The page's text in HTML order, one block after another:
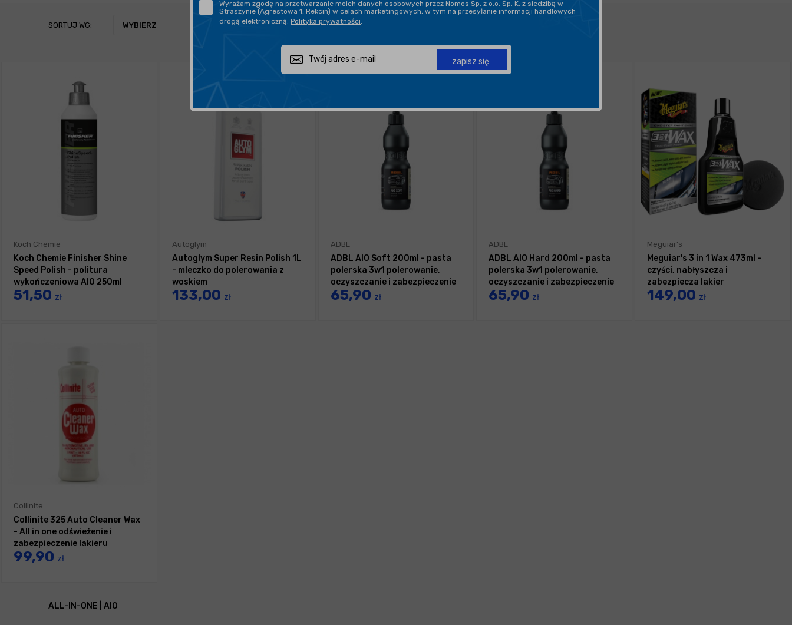
SORTUJ WG: WYBIERZ POKAŻ PO: 21
Koch Chemie
Koch Chemie Finisher Shine
Speed Polish - politura
wykończeniowa AIO 250ml
51,50 zł
Autoglym
Autoglym Super Resin Polish 1L
- mleczko do polerowania z
woskiem
133,00 zł
ADBL
ADBL AIO Soft 200ml - pasta
polerska 3w1 polerowanie,
oczyszczanie i zabezpieczenie
65,90 zł
ADBL
ADBL AIO Hard 200ml - pasta
polerska 3w1 polerowanie,
oczyszczanie i zabezpieczenie
65,90 zł
Meguiar's
Meguiar's 3 in 1 Wax 473ml -
czyści, nabłyszcza i
zabezpiecza lakier
149,00 zł
Collinite
Collinite 325 Auto Cleaner Wax
- All in one odświeżenie i
zabezpieczenie lakieru
99,90 zł
ALL-IN-ONE | AIO
Wyrażam zgodę na przetwarzanie moich danych osobowych przez Nomos Sp. z o.o. Sp. K. z siedzibą w
Straszynie (Agrestowa 1, Rekcin) w celach marketingowych, w tym na przesyłanie informacji handlowych
drogą elektroniczną. Polityka prywatności
zapisz się